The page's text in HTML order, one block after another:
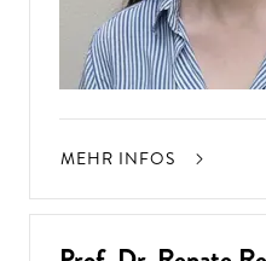
MEHR INFOS